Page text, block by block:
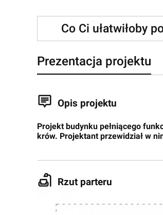
Co Ci ułatwiłoby
Prezentacja projektu
Opis projektu
Projekt budynku pełniącego
krów. Projektant przewidział w
Rzut parteru